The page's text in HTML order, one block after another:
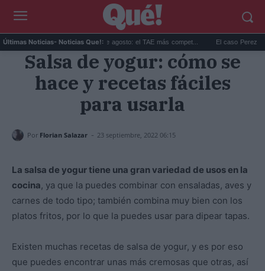
Últimas Noticias- Noticias Que!:
Las mejores hipotecas de agosto: el TAE más compet... El caso Perez
Salsa de yogur: cómo se
hace y recetas fáciles
para usarla
Por Florian Salazar - 23 septiembre, 2022 06:15
La salsa de yogur tiene una gran variedad de usos en la
cocina, ya que la puedes combinar con ensaladas, aves y
carnes de todo tipo; también combina muy bien con los
platos fritos, por lo que la puedes usar para dipear tapas.
Existen muchas recetas de salsa de yogur, y es por eso
que puedes encontrar unas más cremosas que otras, así